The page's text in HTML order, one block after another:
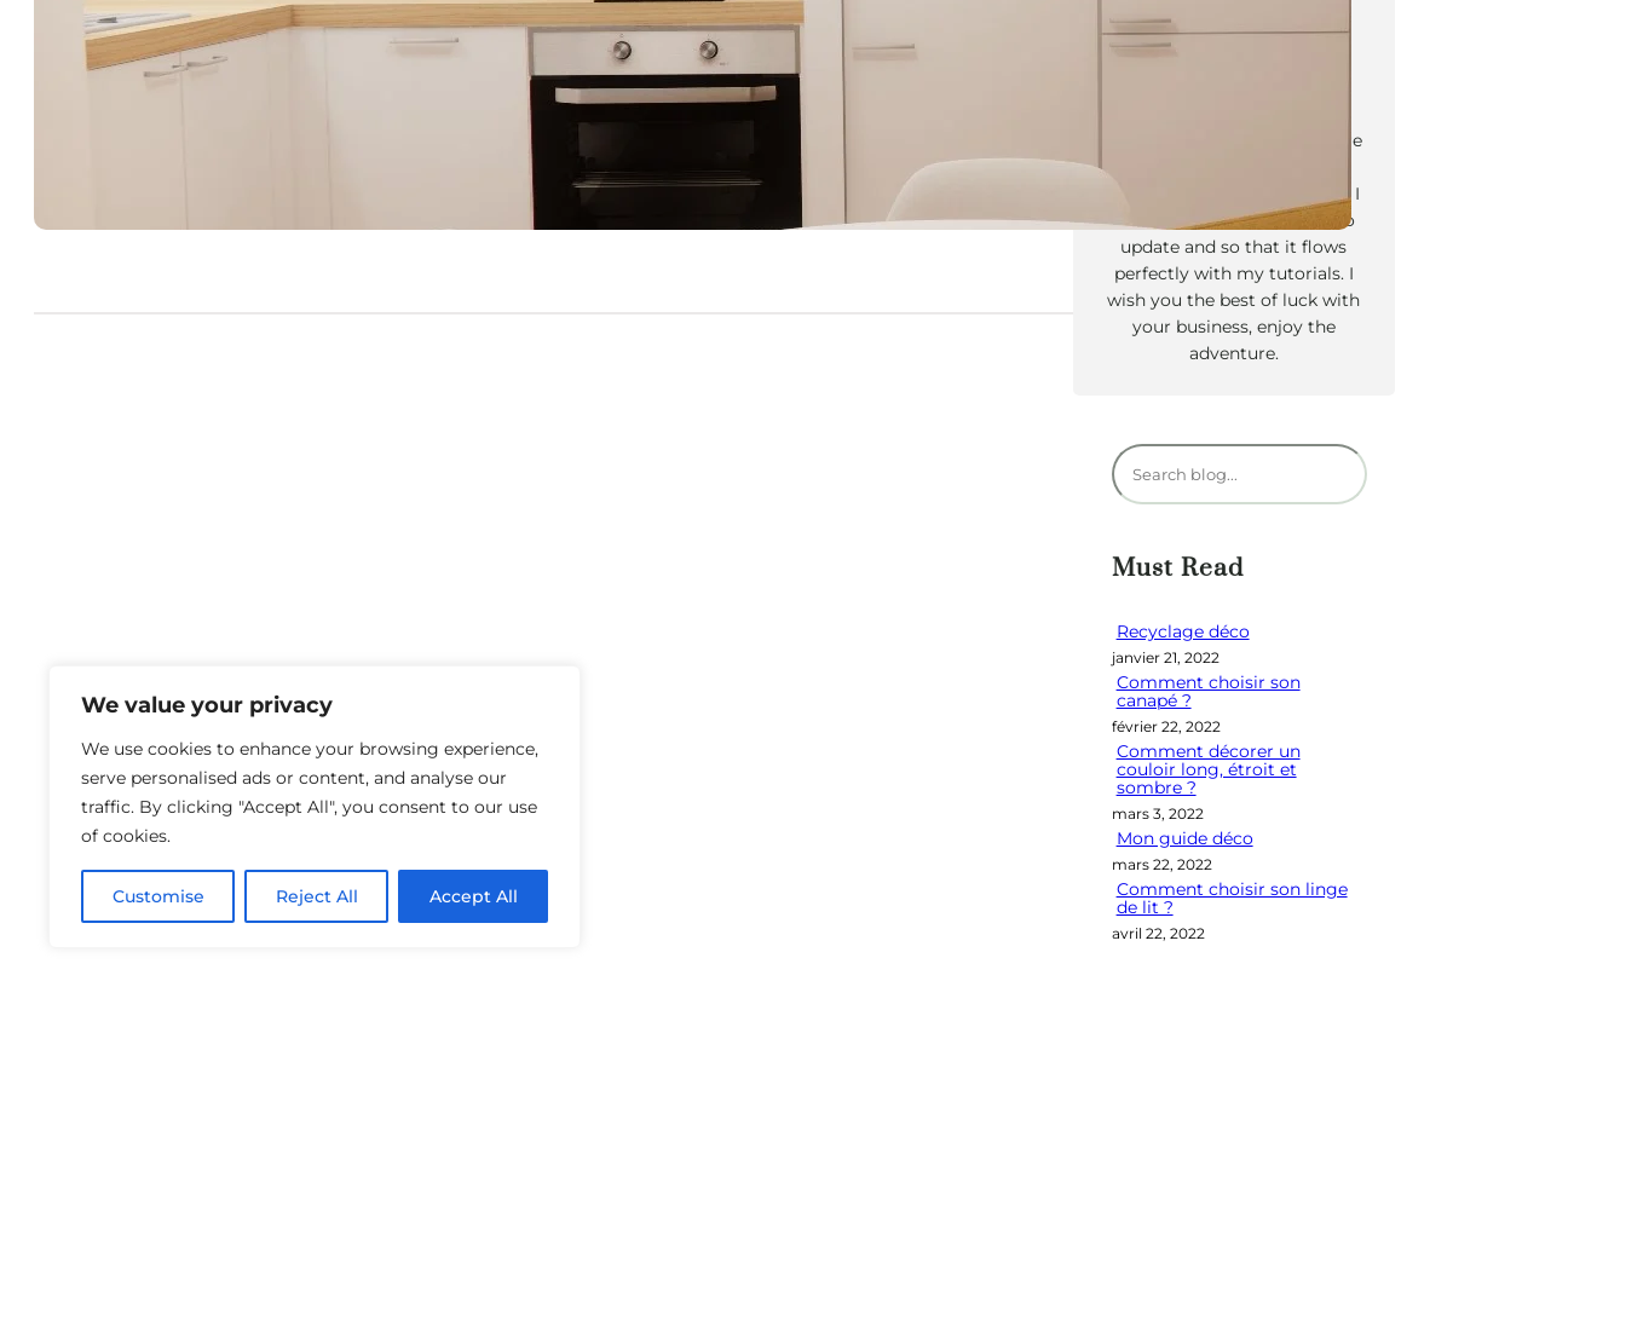
We value your privacy
We use cookies to enhance your browsing experience,
serve personalised ads or content, and analyse our
traffic. By clicking "Accept All", you consent to our use
of cookies.
Customise Reject All Accept All
octobre 4, 2024
en soignant le travail sur la cuisine Lorsque vous
envisagez de concevoir ou rénover une cuisine, votre
premier…
Hello, my name is Tyler Moore
people I made this template. I
made it so it is super easy to
update and so that it flows
perfectly with my tutorials. I
wish you the best of luck with
your business, enjoy the
adventure.
R
e
h
r
c
h
e
r
Must Read
Recyclage déco
janvier 21, 2022
Comment choisir son
canapé ?
février 22, 2022
Comment décorer un
couloir long, étroit et
sombre ?
mars 3, 2022
Mon guide déco
mars 22, 2022
Comment choisir son linge
de lit ?
avril 22, 2022